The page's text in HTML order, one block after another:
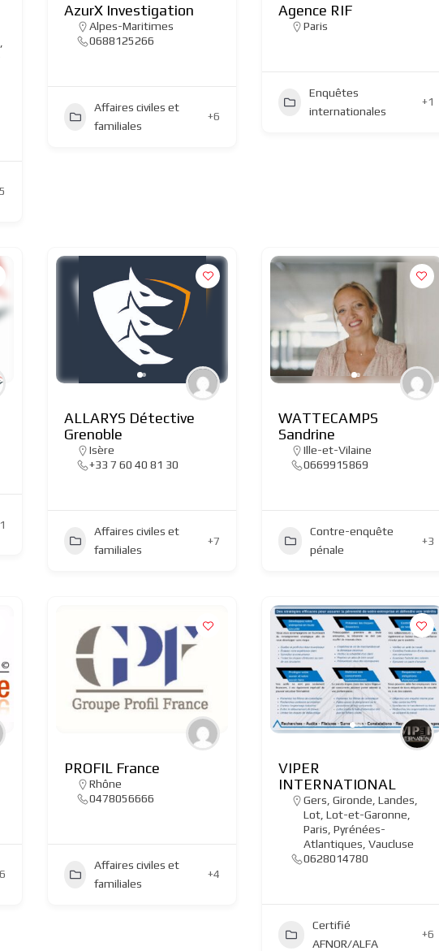
AzurX Investigation
Alpes-Maritimes
0688125266
Affaires civiles et
familiales
+6
Agence RIF
Paris
Enquêtes
internationales
+1
ALLARYS Détective
Grenoble
Isère
+33 7 60 40 81 30
Affaires civiles et
familiales
+7
WATTECAMPS
Sandrine
Ille-et-Vilaine
0669915869
Contre-enquête
pénale
+3
PROFIL France
Rhône
0478056666
Affaires civiles et
familiales
+4
VIPER
INTERNATIONAL
Gers ,Gironde ,Landes
Lot ,Lot-et-Garonne
Paris ,Pyrénées-
Atlantiques ,Vaucluse
0628014780
Certifié
AFNOR/ALFA
+6